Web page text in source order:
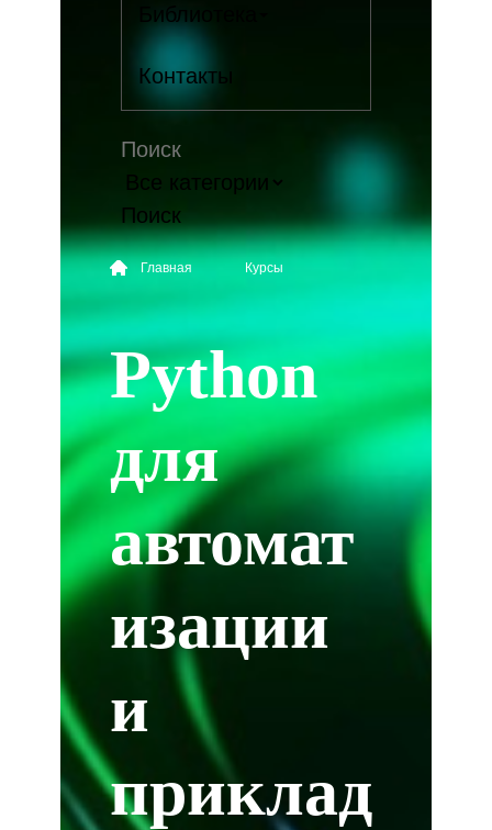
Библиотека
Контакты
Поиск
Главная Курсы
Python
для
автомат
изации
и
приклад